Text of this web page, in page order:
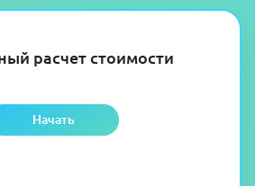
расчет стоимости
Начать